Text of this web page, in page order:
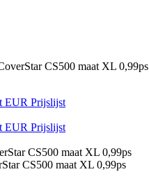
CS500 maat XL 0,99ps
EUR Prijslijst
EUR Prijslijst